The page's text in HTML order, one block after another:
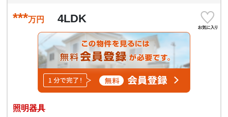
***万円 4LDK
照明器具